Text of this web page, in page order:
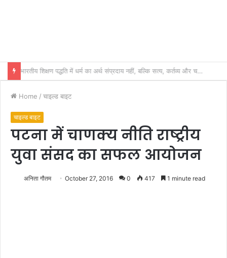
Home / चाइल्ड बाइट
चाइल्ड बाइट
पटना में चाणक्य नीति राष्ट्रीय
युवा संसद का सफल आयोजन
अनिता गौतम October 27, 2016 0 417 1 minute read